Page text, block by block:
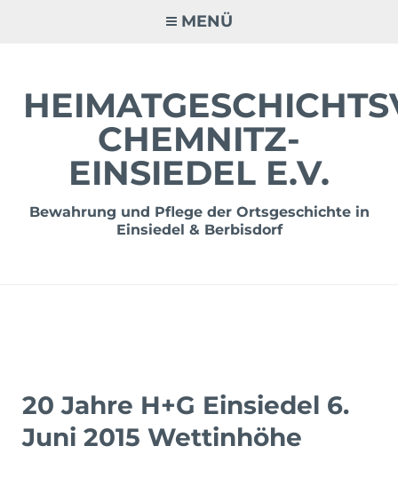
MENÜ
CHEMNITZ-
EINSIEDEL E.V.
Bewahrung und Pflege der Ortsgeschichte in
Einsiedel & Berbisdorf
20 Jahre H+G Einsiedel 6.
Juni 2015 Wettinhöhe